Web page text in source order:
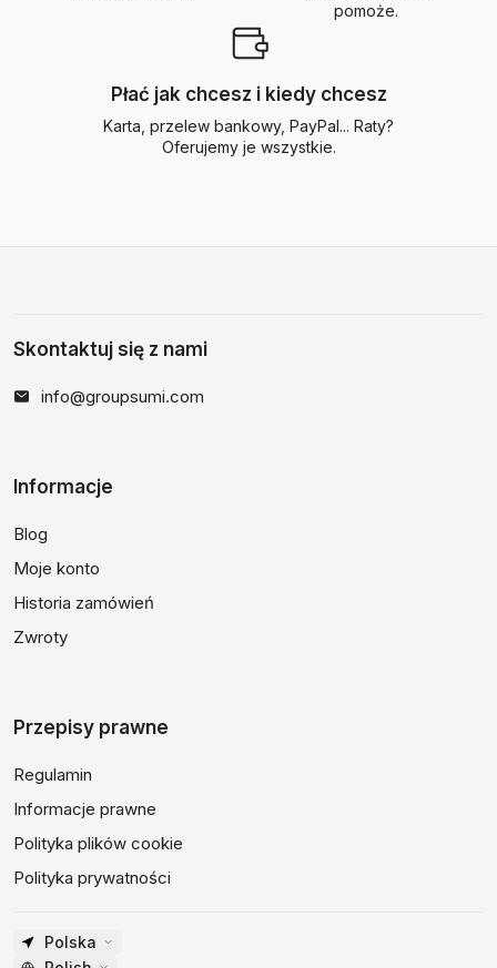
pomoże.
Płać jak chcesz i kiedy chcesz
Karta, przelew bankowy, PayPal... Raty?
Oferujemy je wszystkie.
Skontaktuj się z nami
info@groupsumi.com
Informacje
Blog
Moje konto
Historia zamówień
Zwroty
Przepisy prawne
Regulamin
Informacje prawne
Polityka plików cookie
Polityka prywatności
Polska